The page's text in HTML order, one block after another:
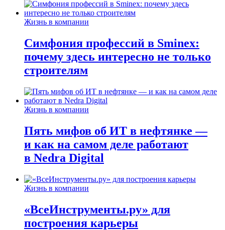
Жизнь в компании
Симфония профессий в Sminex:
почему здесь интересно не только
строителям
Жизнь в компании
Пять мифов об ИТ в нефтянке —
и как на самом деле работают
в Nedra Digital
Жизнь в компании
«ВсеИнструменты.ру» для
построения карьеры